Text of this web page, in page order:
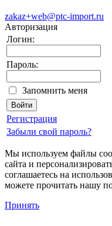
zakaz+web@ptc-import.ru
Авторизация
Логин:
Пароль:
Запомнить меня
Регистрация
Забыли свой пароль?
Мы используем файлы
сайта и
соглашаетесь на
можете прочитать нашу
Принять